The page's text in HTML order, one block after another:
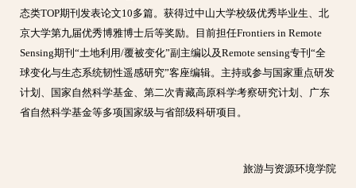
态类TOP期刊发表论文10多篇。获得过中山大学校级优秀毕业生、北
京大学第九届优秀博雅博士后等奖励。目前担任Frontiers in Remote
Sensing期刊“土地利用/覆被变化”副主编以及Remote sensing专刊“全
球变化与生态系统韧性遥感研究”客座编辑。主持或参与国家重点研发
计划、国家自然科学基金、第二次青藏高原科学考察研究计划、广东
省自然科学基金等多项国家级与省部级科研项目。
旅游与资源环境学院